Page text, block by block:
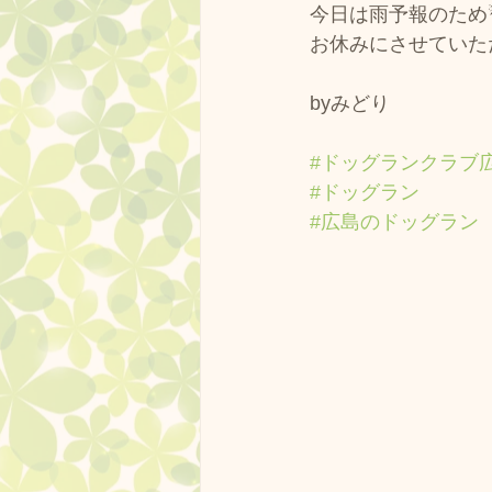
今日は雨予報のため
お休みにさせていた
byみどり
#ドッグランクラブ
#ドッグラン
#広島のドッグラン